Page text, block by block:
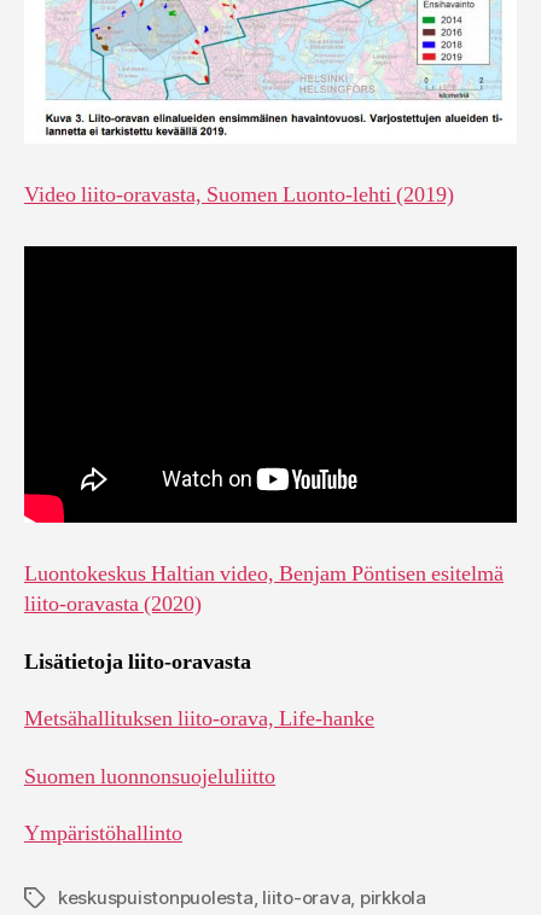
Video liito-oravasta, Suomen Luonto-lehti (2019)
Luontokeskus Haltian video, Benjam Pöntisen esitelmä
liito-oravasta (2020)
Lisätietoja liito-oravasta
Metsähallituksen liito-orava, Life-hanke
Suomen luonnonsuojeluliitto
Ympäristöhallinto
Avainsanat
keskuspuistonpuolesta, liito-orava, pirkkola